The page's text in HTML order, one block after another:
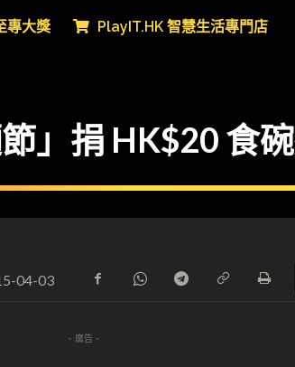
專大獎 PlayIT.HK 智慧生活專門店
」捐 HK$20 食
04-03
- 廣告 -